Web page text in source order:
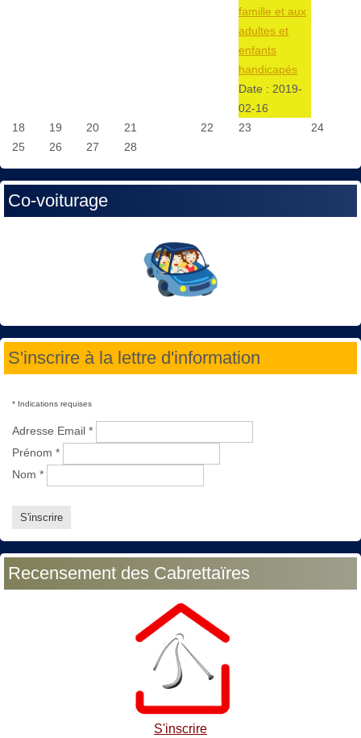
famille et aux
adultes et
enfants
handicapés
Date : 2019-
02-16
18 19 20 21 22 23
24
25
26 27 28
Co-voiturage
S'inscrire à la lettre d'information
* Indications requises
Adresse Email *
Prénom *
Nom *
Recensement des Cabrettaïres
S'inscrire